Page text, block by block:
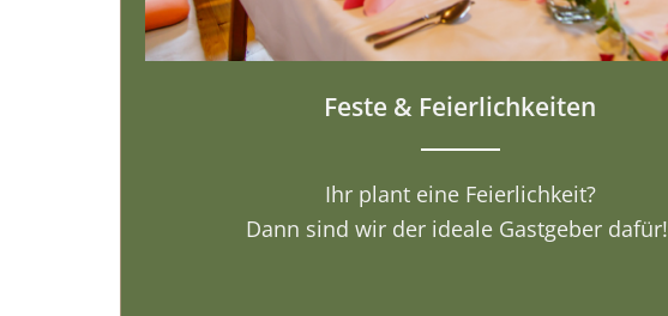
Feste & Feierlichkeiten
Ihr plant eine Feierlichkeit?
Dann sind wir der ideale Gastgeber dafür!